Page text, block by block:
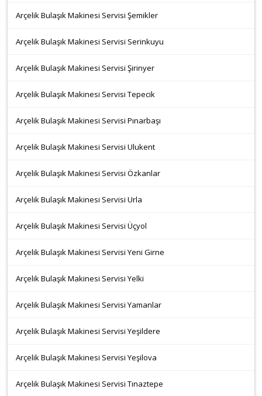
Arçelik Bulaşık Makinesi Servisi Şemikler
Arçelik Bulaşık Makinesi Servisi Serinkuyu
Arçelik Bulaşık Makinesi Servisi Şirinyer
Arçelik Bulaşık Makinesi Servisi Tepecik
Arçelik Bulaşık Makinesi Servisi Pınarbaşı
Arçelik Bulaşık Makinesi Servisi Ulukent
Arçelik Bulaşık Makinesi Servisi Özkanlar
Arçelik Bulaşık Makinesi Servisi Urla
Arçelik Bulaşık Makinesi Servisi Üçyol
Arçelik Bulaşık Makinesi Servisi Yeni Girne
Arçelik Bulaşık Makinesi Servisi Yelki
Arçelik Bulaşık Makinesi Servisi Yamanlar
Arçelik Bulaşık Makinesi Servisi Yeşildere
Arçelik Bulaşık Makinesi Servisi Yeşilova
Arçelik Bulaşık Makinesi Servisi Tınaztepe